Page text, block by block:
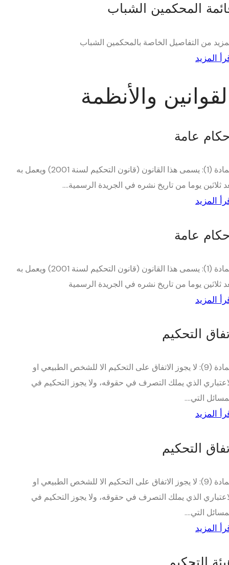
المحكمين الشباب
من التفاصيل الخاصة بالمحكمين الشباب
المزيد
والأنظمة
عامة
المادة (1): يسمى هذا القانون (قانون التحكيم لسنة 2001) ويعمل به
ثلاثين يوما من تاريخ نشره في الجريدة الرسمية....
المزيد
عامة
المادة (1): يسمى هذا القانون (قانون التحكيم لسنة 2001) ويعمل به
ثلاثين يوما من تاريخ نشره في الجريدة الرسمية
المزيد
التحكيم
المادة (9): لا يجوز الاتفاق على التحكيم الا للشخص الطبيعي او
الذي يملك التصرف في حقوقه، ولا يجوز التحكيم في
التي....
المزيد
التحكيم
المادة (9): لا يجوز الاتفاق على التحكيم الا للشخص الطبيعي او
الذي يملك التصرف في حقوقه، ولا يجوز التحكيم في
التي....
المزيد